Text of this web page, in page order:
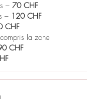
– 70 CHF
– 120 CHF
CHF
la zone
CHF